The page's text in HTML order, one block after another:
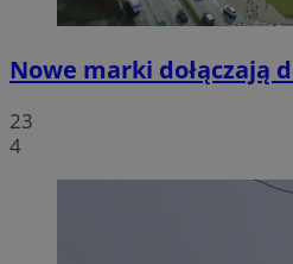
Nowe marki dołączają
23
4